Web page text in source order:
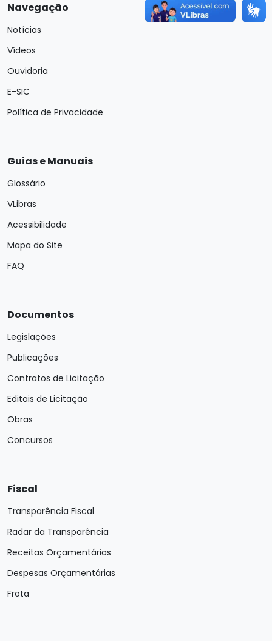
Navegação
Notícias
Vídeos
Ouvidoria
E-SIC
Política de Privacidade
Guias e Manuais
Glossário
VLibras
Acessibilidade
Mapa do Site
FAQ
Documentos
Legislações
Publicações
Contratos de Licitação
Editais de Licitação
Obras
Concursos
Fiscal
Transparência Fiscal
Radar da Transparência
Receitas Orçamentárias
Despesas Orçamentárias
Frota